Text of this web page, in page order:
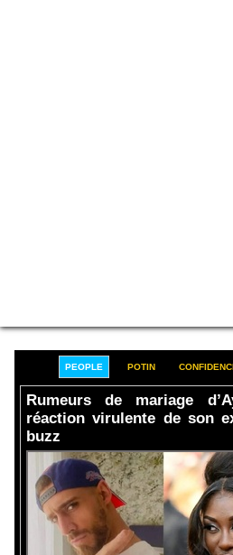
PEOPLE POTIN
Rumeurs de mariage
réaction virulente de son
buzz